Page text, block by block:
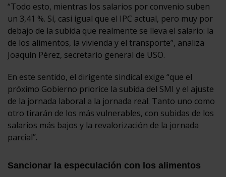
“Todo esto, mientras los salarios por convenio suben
un 3,41 %. Sí, casi igual que el IPC actual, pero muy por
debajo de la subida que realmente se lleva el salario: la
de los alimentos, la vivienda y el transporte”, analiza
Joaquín Pérez, secretario general de USO.
En este sentido, el dirigente sindical exige “que el
próximo Gobierno priorice la subida del SMI y el ajuste
de la jornada laboral a la jornada real. Tanto uno como
otro tirarán de los más vulnerables, con subidas de los
salarios más bajos y la revalorización de la jornada
parcial”.
Sancionar la especulación con los alimentos